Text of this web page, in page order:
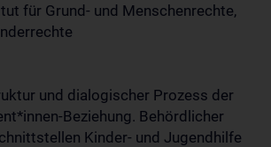
für Grund- und Menschenrechte,
und dialogischer Prozess der
Beziehung. Behördlicher
Kinder- und Jugendhilfe